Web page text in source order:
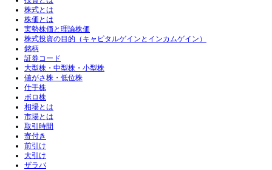
株式とは
株価とは
実勢株価と理論株価
株式投資の目的（キャピタルゲインとインカムゲイン）
銘柄
証券コード
大型株・中型株・小型株
値がさ株・低位株
仕手株
ボロ株
相場とは
市場とは
取引時間
寄付き
前引け
大引け
ザラバ